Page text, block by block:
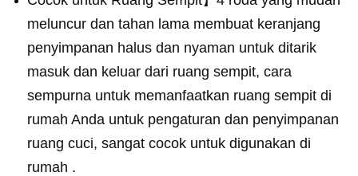
meluncur dan tahan lama membuat keranjang
penyimpanan halus dan nyaman untuk ditarik
masuk dan keluar dari ruang sempit, cara
sempurna untuk memanfaatkan ruang sempit di
rumah Anda untuk pengaturan dan penyimpanan
ruang cuci, sangat cocok untuk digunakan di
rumah .